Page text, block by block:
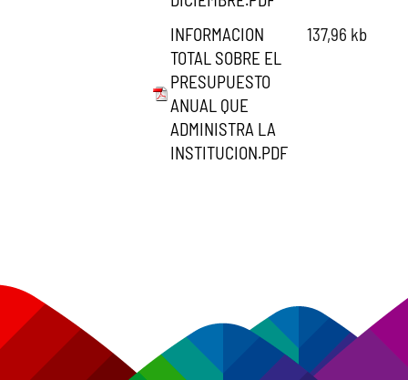
INFORMACION
TOTAL SOBRE EL
PRESUPUESTO
ANUAL QUE
ADMINISTRA LA
INSTITUCION.PDF
137,96 kb